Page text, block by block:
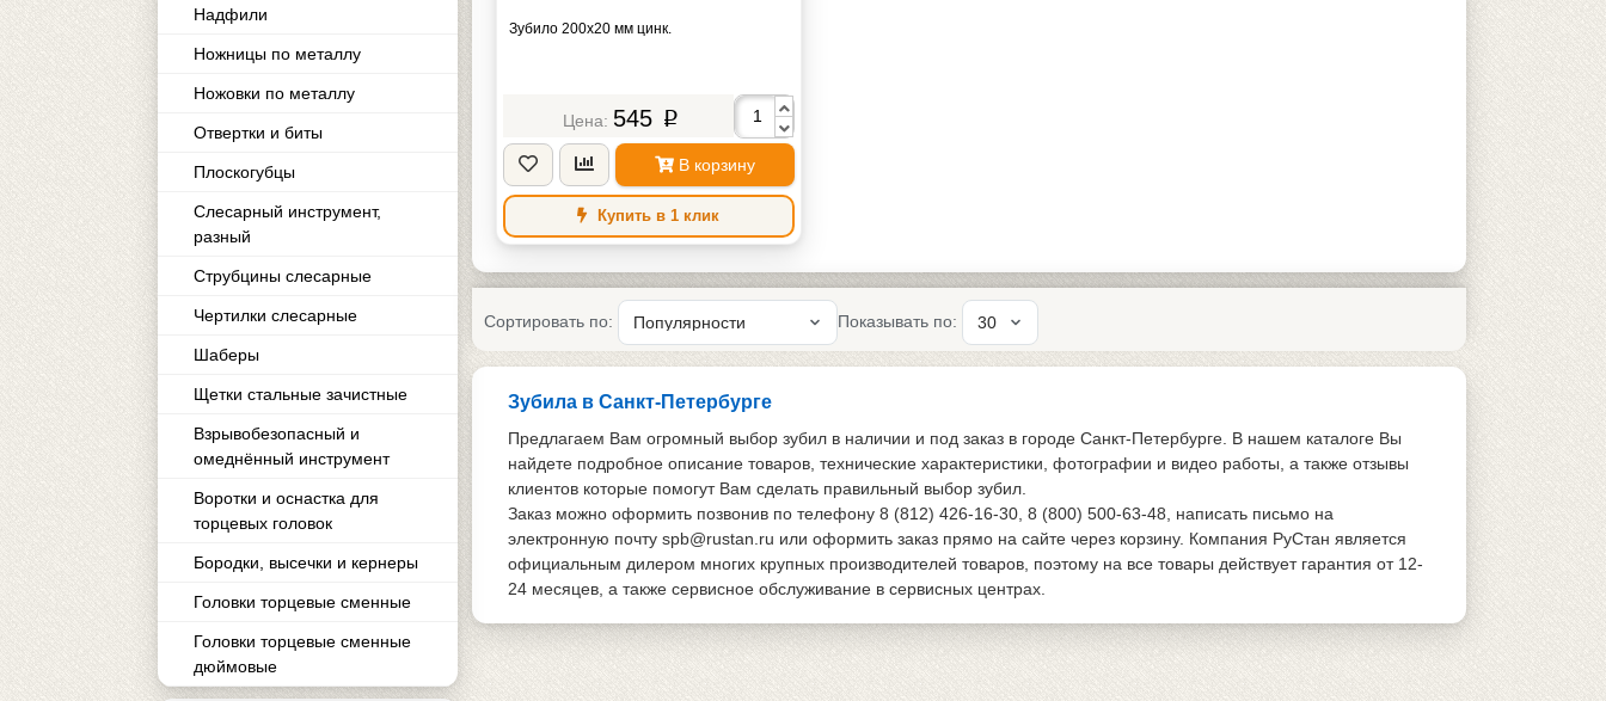
Надфили
Ножницы по металлу
Ножовки по металлу
Отвертки и биты
Плоскогубцы
Слесарный инструмент,
разный
Струбцины слесарные
Чертилки слесарные
Шаберы
Щетки стальные зачистные
Взрывобезопасный и
омеднённый инструмент
Воротки и оснаcтка для
торцевых головок
Бородки, высечки и кернеры
Головки торцевые сменные
Головки торцевые сменные
дюймовые
Зубило 200х20 мм цинк.
545 p
В корзину
Купить в 1 клик
Сортировать по: Показывать по:
Зубила в Санкт-Петербурге
Предлагаем Вам огромный выбор зубил в наличии и под заказ в городе Санкт-Петербурге. В нашем каталоге Вы
найдете подробное описание товаров, технические характеристики, фотографии и видео работы, а также отзывы
клиентов которые помогут Вам сделать правильный выбор зубил.
Заказ можно оформить позвонив по телефону 8 (812) 426-16-30, 8 (800) 500-63-48, написать письмо на
электронную почту spb@rustan.ru или оформить заказ прямо на сайте через корзину. Компания РуСтан является
официальным дилером многих крупных производителей товаров, поэтому на все товары действует гарантия от 12-
24 месяцев, а также сервисное обслуживание в сервисных центрах.